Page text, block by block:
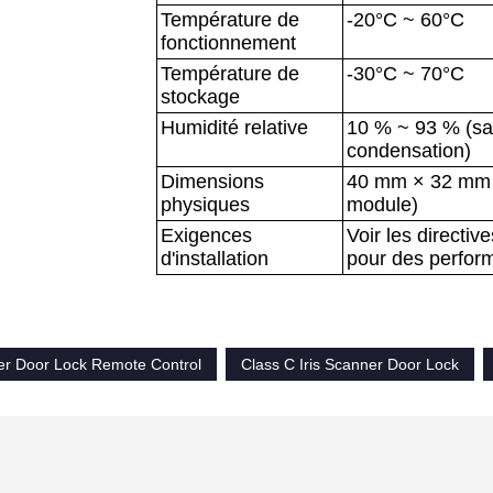
Température de
fonctionnement
-20°C ~ 60°C
Température de
stockage
-30°C ~ 70°C
Humidité relative
10 % ~ 93 %
condensation)
Dimensions
physiques
40 mm × 32
module)
Exigences
d'installation
Voir les
pour des
Door Lock Remote Control
Class C Iris Scanner Door Lock